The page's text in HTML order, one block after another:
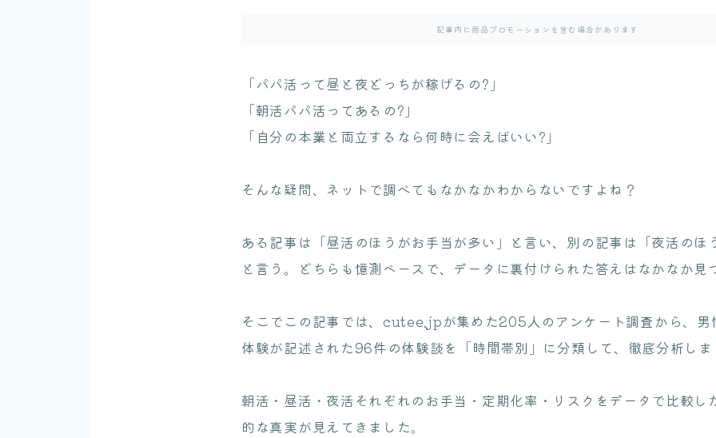
記事内に商品プロモーションを含む場合があります
「パパ活って昼と夜どっちが稼げるの?」
「朝活パパ活ってあるの?」
「自分の本業と両立するなら何時に会えばいい?」
そんな疑問、ネットで調べてもなかなかわからないですよね？
ある記事は「昼活のほうがお手当が多い」と言い、別の記事は「夜活のほ
と言う。どちらも憶測ベースで、データに裏付けられた答えはなかなか見
そこでこの記事では、cutee.jpが集めた205人のアンケート調査から、男
体験が記述された96件の体験談を「時間帯別」に分類して、徹底分析し
朝活・昼活・夜活それぞれのお手当・定期化率・リスクをデータで比較し
的な真実が見えてきました。